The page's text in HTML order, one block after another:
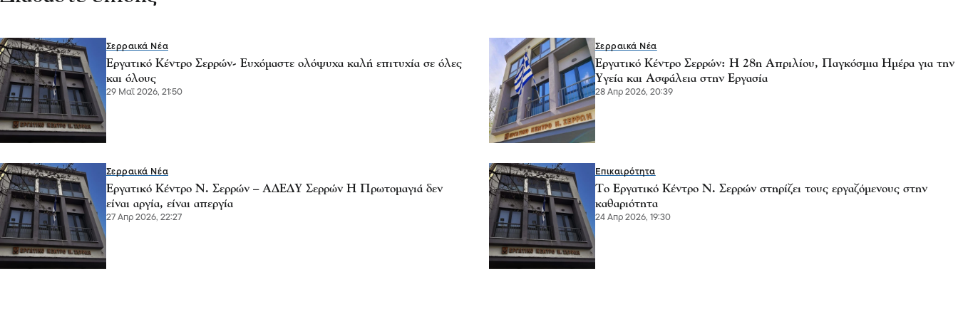
Σερραικά Νέα
Εργατικό Κέντρο Σερρών- Ευχόμαστε ολόψυχα καλή επιτυχία σε όλες
και όλους
29 Μαΐ 2026, 21:50
Σερραικά Νέα
Εργατικό Κέντρο Σερρών: Η 28η Απριλίου, Παγκόσμια Ημέρα για την
Υγεία και Ασφάλεια στην Εργασία
28 Απρ 2026, 20:39
Σερραικά Νέα
Εργατικό Κέντρο Ν. Σερρών – ΑΔΕΔΥ Σερρών Η Πρωτομαγιά δεν
είναι αργία, είναι απεργία
27 Απρ 2026, 22:27
Επικαιρότητα
Το Εργατικό Κέντρο Ν. Σερρών στηρίζει τους εργαζόμενους στην
καθαριότητα
24 Απρ 2026, 19:30